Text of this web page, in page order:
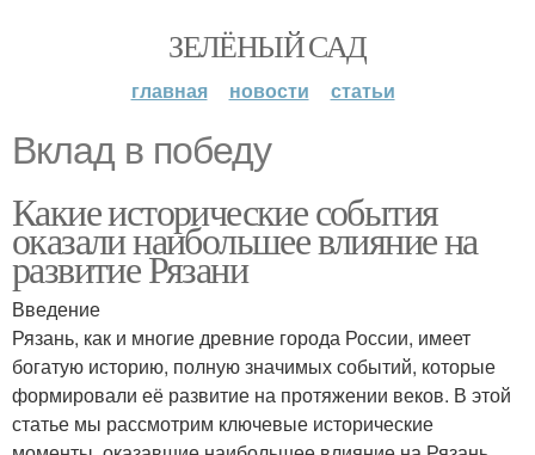
ЗЕЛЁНЫЙ САД
главная новости статьи
Вклад в победу
Какие исторические события
оказали наибольшее влияние на
развитие Рязани
Введение
Рязань, как и многие древние города России, имеет
богатую историю, полную значимых событий, которые
формировали её развитие на протяжении веков. В этой
статье мы рассмотрим ключевые исторические